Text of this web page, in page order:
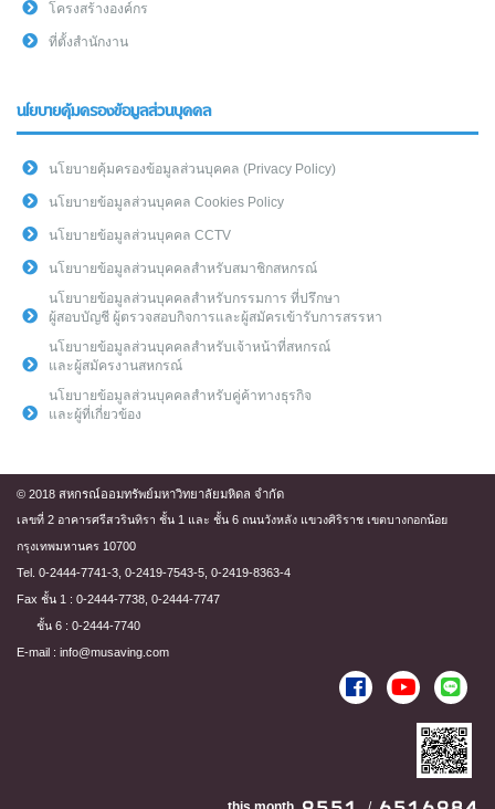
โครงสร้างองค์กร
ที่ตั้งสำนักงาน
นโยบายคุ้มครองข้อมูลส่วนบุคคล
นโยบายคุ้มครองข้อมูลส่วนบุคคล (Privacy Policy)
นโยบายข้อมูลส่วนบุคคล Cookies Policy
นโยบายข้อมูลส่วนบุคคล CCTV
นโยบายข้อมูลส่วนบุคคลสำหรับสมาชิกสหกรณ์
นโยบายข้อมูลส่วนบุคคลสำหรับกรรมการ ที่ปรึกษา
ผู้สอบบัญชี ผู้ตรวจสอบกิจการและผู้สมัครเข้ารับการสรรหา
นโยบายข้อมูลส่วนบุคคลสำหรับเจ้าหน้าที่สหกรณ์
และผู้สมัครงานสหกรณ์
นโยบายข้อมูลส่วนบุคคลสำหรับคู่ค้าทางธุรกิจ
และผู้ที่เกี่ยวข้อง
© 2018 สหกรณ์ออมทรัพย์มหาวิทยาลัยมหิดล จำกัด
เลขที่ 2 อาคารศรีสวรินทิรา ชั้น 1 และ ชั้น 6 ถนนวังหลัง แขวงศิริราช เขตบางกอกน้อย
กรุงเทพมหานคร 10700
Tel. 0-2444-7741-3, 0-2419-7543-5, 0-2419-8363-4
Fax ชั้น 1 : 0-2444-7738, 0-2444-7747
ชั้น 6 : 0-2444-7740
E-mail : info@musaving.com